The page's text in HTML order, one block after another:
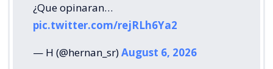
¿Que opinaran…
pic.twitter.com/rejRLh6Ya2
— H (@hernan_sr)August 6, 2026